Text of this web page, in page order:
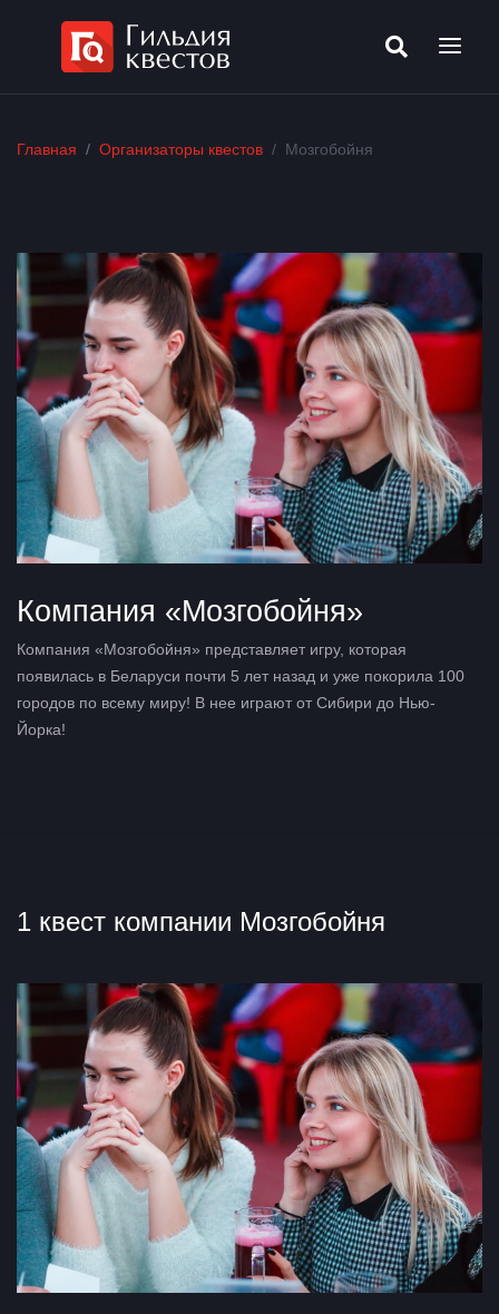
Главная Организаторы квестов Мозгобойня
Компания «Мозгобойня»
Компания «Мозгобойня» представляет игру, которая
появилась в Беларуси почти 5 лет назад и уже покорила 100
городов по всему миру! В нее играют от Сибири до Нью-
Йорка!
1 квест компании Мозгобойня